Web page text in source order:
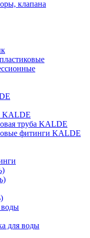
клапана
KALDE
труба KALDE
фитинги KALDE
воды
для воды